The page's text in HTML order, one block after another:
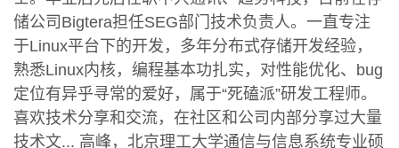
储公司Bigtera担任SEG部门技术负责人。一直专注
于Linux平台下的开发，多年分布式存储开发经验，
熟悉Linux内核，编程基本功扎实，对性能优化、bug
定位有异乎寻常的爱好，属于“死磕派”研发工程师。
喜欢技术分享和交流，在社区和公司内部分享过大量
技术文... 高峰，北京理工大学通信与信息系统专业硕